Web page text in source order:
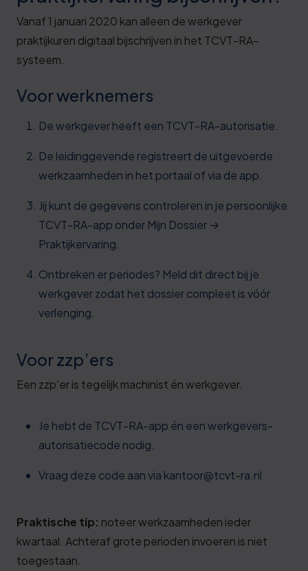
Vanaf 1 januari 2020 kan alleen de werkgever
praktijkuren digitaal bijschrijven in het TCVT-RA-
systeem.
Voor werknemers
De werkgever heeft een TCVT-RA-autorisatie.
De leidinggevende registreert de uitgevoerde
werkzaamheden in het portaal of via de app.
Jij kunt de gegevens controleren in je persoonlijke
TCVT-RA-app onder Mijn Dossier →
Praktijkervaring
Ontbreken er periodes? Meld dit direct bij je
werkgever zodat het dossier compleet is vóór
verlenging.
Voor zzp’ers
Een zzp’er is tegelijk machinist én werkgever.
Je hebt de TCVT-RA-app én een werkgevers-
autorisatiecode nodig.
Vraag deze code aan via kantoor@tcvt-ra.nl
Praktische tip: noteer werkzaamheden ieder
kwartaal. Achteraf grote perioden invoeren is niet
toegestaan.